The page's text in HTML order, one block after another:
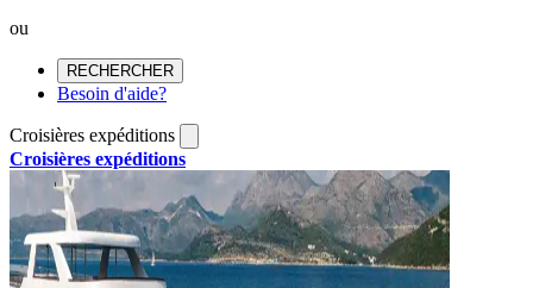
ou
RECHERCHER
Besoin d'aide?
Croisières expéditions
Croisières expéditions